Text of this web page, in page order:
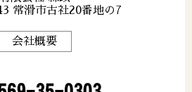
常滑市古社20番地の7
会社概要